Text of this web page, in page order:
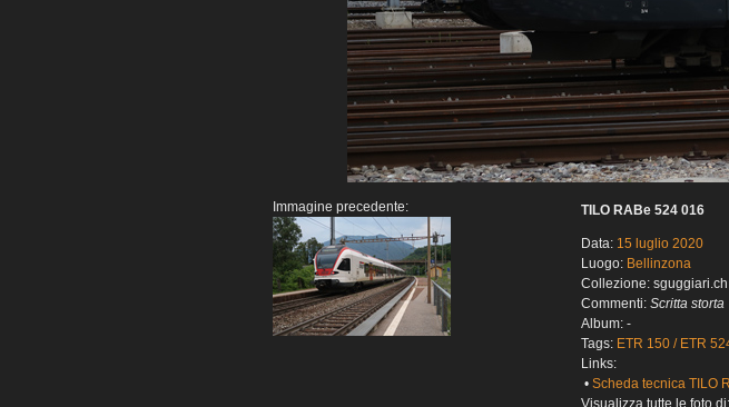
Immagine precedente: TILO RABe 524 016
Data: 15 luglio 2020
Luogo: Bellinzona
Collezione: sguggiari.ch
Commenti: Scritta storta
Album: -
Tags: ETR 150 / ETR
Links:
• Scheda tecnica TILO